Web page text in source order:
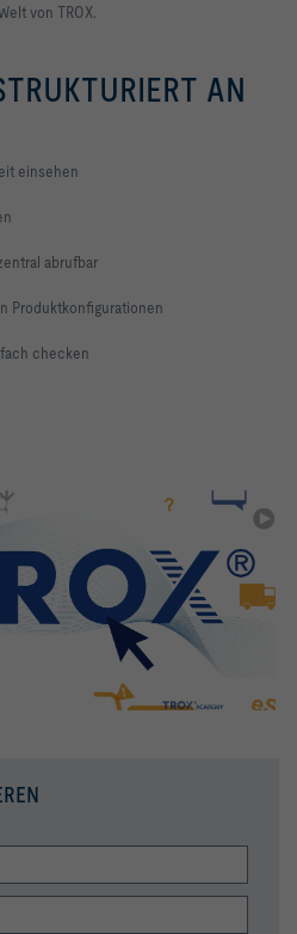
von TROX.
AN
einsehen
abrufbar
Produktkonfigurationen
checken